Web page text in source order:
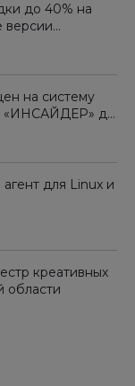
до 40% на
версии
на систему
«ИНСАЙДЕР» до
для Linux и
креативных
области